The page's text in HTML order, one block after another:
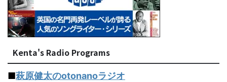
Kenta's Radio Programs
■萩原健太のotonanoラジオ